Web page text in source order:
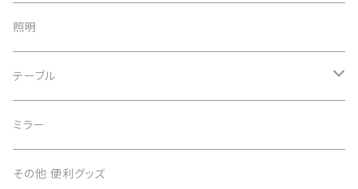
デスク周辺用品
子供用デスク
照明
テーブル
テーブル
サイドテーブル
ミラー
その他 便利グッズ